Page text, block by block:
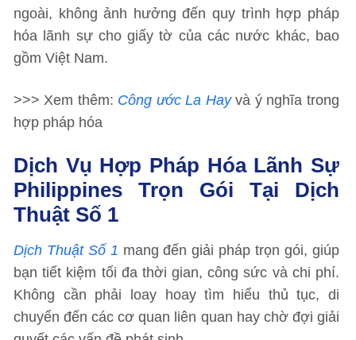
ngoài, không ảnh hưởng đến quy trình hợp pháp
hóa lãnh sự cho giấy tờ của các nước khác, bao
gồm Việt Nam.
>>> Xem thêm: Công ước La Hayvà ý nghĩa trong
hợp pháp hóa
Dịch Vụ Hợp Pháp Hóa Lãnh Sự
Philippines Trọn Gói Tại Dịch
Thuật Số 1
Dịch Thuật Số 1 mang đến giải pháp trọn gói, giúp
bạn tiết kiệm tối đa thời gian, công sức và chi phí.
Không cần phải loay hoay tìm hiểu thủ tục, di
chuyển đến các cơ quan liên quan hay chờ đợi giải